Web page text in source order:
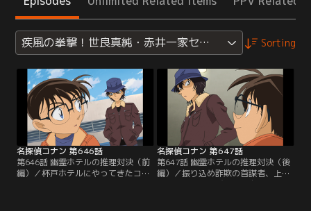
疾風の拳撃！世良真純・赤井一家セレクション Sorting
名探偵コナン 第646話
第646話 幽霊ホテルの推理対決（前
編）／杯戸ホテルにやってきたコナ
名探偵コナン 第647話
第647話 幽霊ホテルの推理対決（後
編）／振り込め詐欺の首謀者、上住
がホテルから飛び降りて自殺。だ